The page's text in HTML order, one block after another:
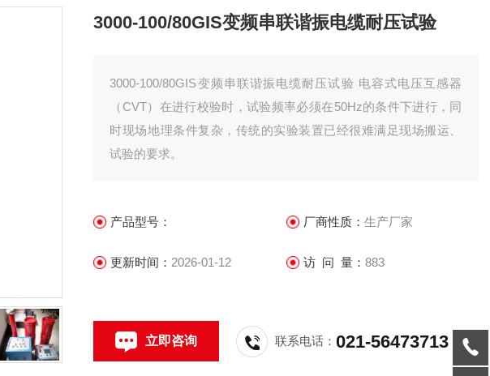
3000-100/80GIS变频串联谐振电缆耐压试验
3000-100/80GIS变频串联谐振电缆耐压试验 电容式电压互感器
（CVT）在进行校验时，试验频率必须在50Hz的条件下进行，同
时现场地理条件复杂，传统的实验装置已经很难满足现场搬运、
试验的要求。
产品型号： 厂商性质： 生产厂家
更新时间： 2026-01-12 访 问 量： 883
立即咨询 联系电话：021-56473713